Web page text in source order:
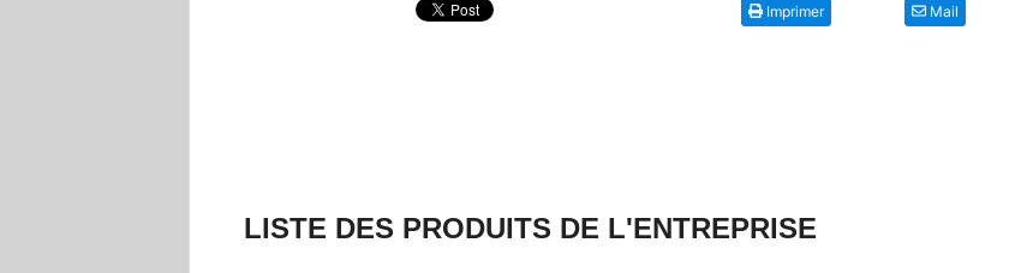
Imprimer Mail
LISTE DES PRODUITS DE L'ENTREPRISE